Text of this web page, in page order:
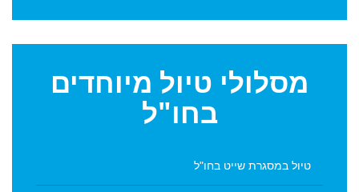
מסלולי טיול מיוחדים
בחו"ל
טיול במסגרת שייט בחו"ל